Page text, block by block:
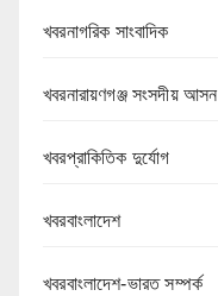
খবরনাগরিক সাংবাদিক
খবরনারায়ণগঞ্জ সংসদীয় আসন
খবরপ্রাকিতিক দুর্যোগ
খবরবাংলাদেশ
খবরবাংলাদেশ-ভারত সম্পর্ক